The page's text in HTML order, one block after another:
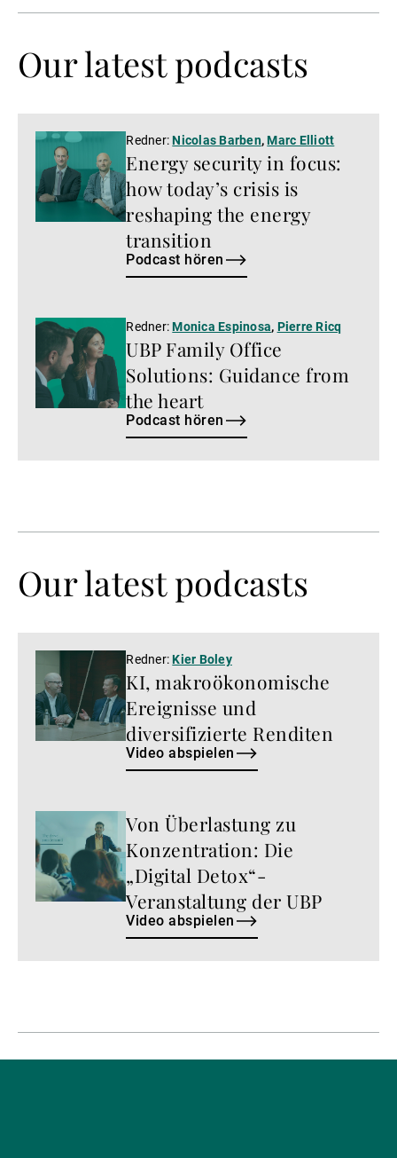
Our latest podcasts
Podcast
hören
Energy security in focus:
how today’s crisis is
reshaping the energy
transition
Redner:Nicolas Barben,Marc Elliott
Podcast hören
Podcast
hören
UBP Family Office
Solutions: Guidance from
the heart
Redner:Monica Espinosa, Pierre Ricq
Podcast hören
Our latest podcasts
abspielen
KI, makroökonomische
Ereignisse und
diversifizierte Renditen
Redner:Kier Boley
Video abspielen
abspielen
Von Überlastung zu
Konzentration: Die
„Digital Detox“-
Veranstaltung der UBP
Video abspielen